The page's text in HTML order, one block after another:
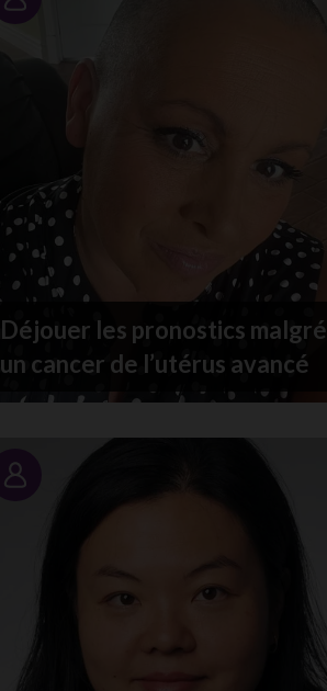
Portrait
Déjouer les pronostics malgré
un cancer de l’utérus avancé
Portrait